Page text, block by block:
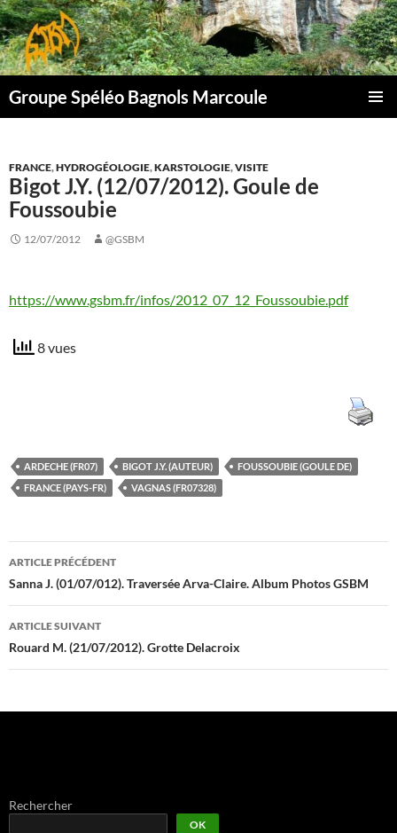
Aller
au
contenu
Groupe Spéléo Bagnols Marcoule
FRANCE,HYDROGÉOLOGIE,KARSTOLOGIE,VISITE
Bigot J.Y. (12/07/2012). Goule de
Foussoubie
12/07/2012 @GSBM
https://www.gsbm.fr/infos/2012_07_12_Foussoubie.pdf
8 vues
ARDECHE (FR07) BIGOT J.Y. (AUTEUR)
FOUSSOUBIE (GOULE DE)
FRANCE (PAYS-FR)
VAGNAS (FR07328)
Navigation
des
articles
ARTICLE PRÉCÉDENT
Sanna J. (01/07/012). Traversée Arva-Claire. Album Photos GSBM
ARTICLE SUIVANT
Rouard M. (21/07/2012). Grotte Delacroix
Rechercher
OK